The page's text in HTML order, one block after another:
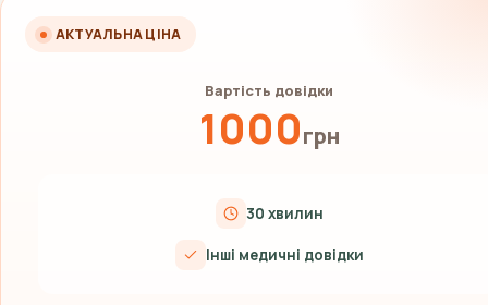
АКТУАЛЬНА ЦІНА
Вартість довідки
1000грн
30 хвилин
Інші медичні довідки